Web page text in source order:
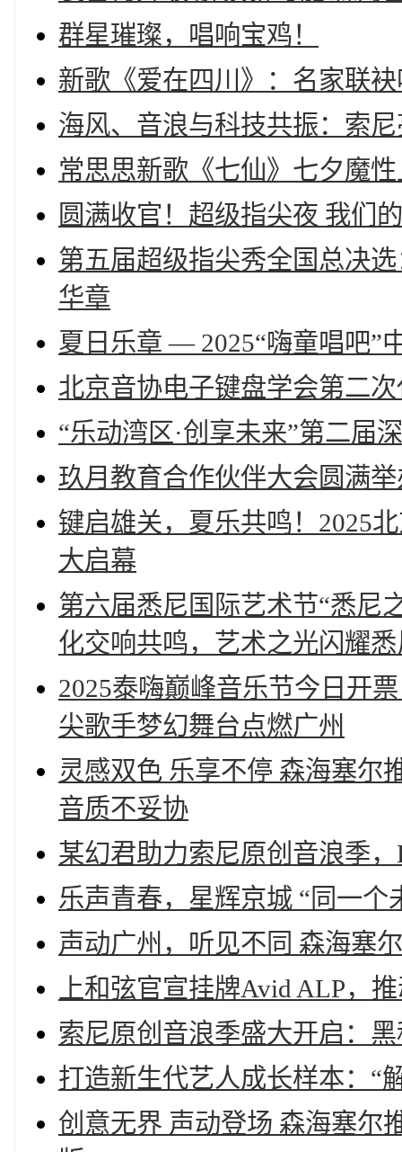
群星璀璨，唱响宝鸡！
新歌《爱在四川》：名家联
海风、音浪与科技共振：索
常思思新歌《七仙》七夕魔
圆满收官！超级指尖夜 我们
第五届超级指尖秀全国总决
华章
夏日乐章 — 2025“嗨童唱吧”
北京音协电子键盘学会第二
“乐动湾区·创享未来”第二届
玖月教育合作伙伴大会圆满
键启雄关，夏乐共鸣！2025
大启幕
第六届悉尼国际艺术节“悉
化交响共鸣，艺术之光闪耀
2025泰嗨巅峰音乐节今日开
尖歌手梦幻舞台点燃广州
灵感双色 乐享不停 森海塞尔
音质不妥协
某幻君助力索尼原创音浪季
乐声青春，星辉京城 “同一
声动广州，听见不同 森海塞
上和弦官宣挂牌Avid ALP，
索尼原创音浪季盛大开启：
打造新生代艺人成长样本：“
创意无界 声动登场 森海塞尔